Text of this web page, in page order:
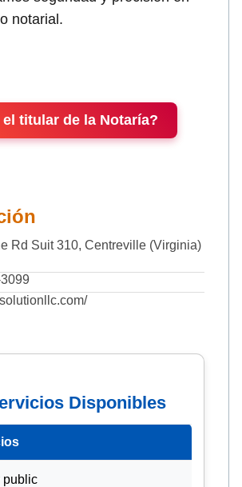
notarial.
el titular de la Notaría?
Rd Suit 310, Centreville (Virginia)
Disponibles
public